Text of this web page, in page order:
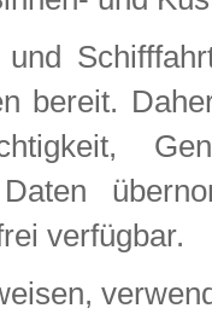
bereit.
verfügbar.